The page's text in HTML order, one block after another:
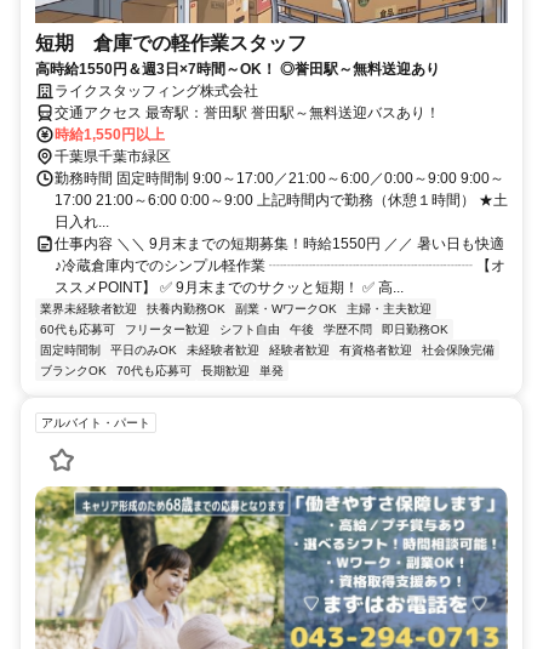
短期 倉庫での軽作業スタッフ
高時給1550円＆週3日×7時間～OK！ ◎誉田駅～無料送迎あり
ライクスタッフィング株式会社
交通アクセス 最寄駅：誉田駅 誉田駅～無料送迎バスあり！
時給1,550円以上
千葉県千葉市緑区
勤務時間 固定時間制 9:00～17:00／21:00～6:00／0:00～9:00 9:00～
17:00 21:00～6:00 0:00～9:00 上記時間内で勤務（休憩１時間） ★土
日入れ...
仕事内容 ＼＼ 9月末までの短期募集！時給1550円 ／／ 暑い日も快適
♪冷蔵倉庫内でのシンプル軽作業 ┈┈┈┈┈┈┈┈┈┈┈┈┈┈ 【オ
ススメPOINT】 ✅ 9月末までのサクッと短期！ ✅ 高...
業界未経験者歓迎 扶養内勤務OK 副業・WワークOK
主婦・主夫歓迎
60代も応募可
フリーター歓迎 シフト自由 午後 学歴不問
即日勤務OK
固定時間制
平日のみOK 未経験者歓迎 経験者歓迎 有資格者歓迎
社会保険完備
ブランクOK
70代も応募可 長期歓迎 単発
アルバイト・パート